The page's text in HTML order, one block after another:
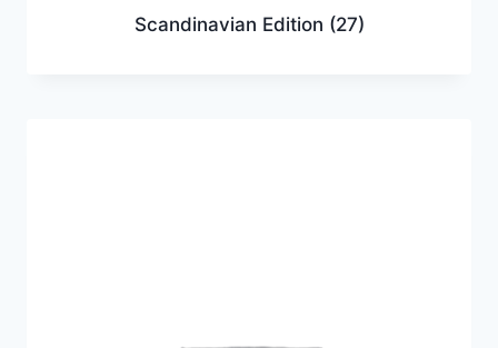
Scandinavian Edition (27)